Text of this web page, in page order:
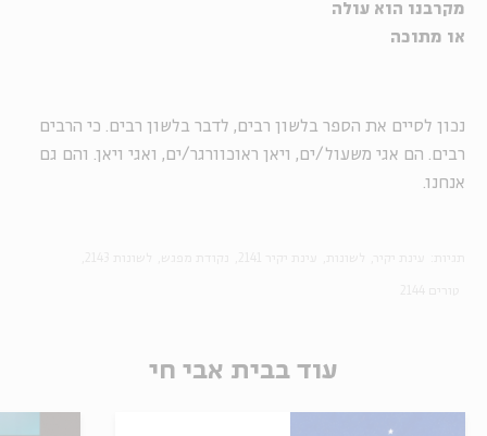
מקרבנו הוא עולה
או מתוכה
נכון לסיים את הספר בלשון רבים, לדבר בלשון רבים. כי הרבים
רבים. הם אגי משעול/ים, ויאן ראוכוורגר/ים, ואגי ויאן. והם גם
אנחנו.
עוד בבית אבי חי